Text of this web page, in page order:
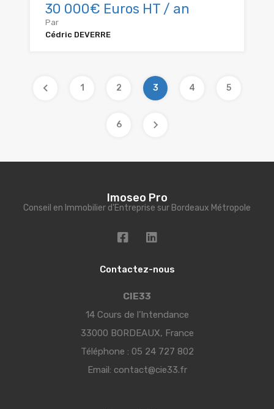
30 000€ Euros HT / an
Par
Cédric DEVERRE
1 2 3 4 5
6
Imoseo Pro
Conseil en Immobilier d'Entreprise sur Bordeaux Métropole
Contactez-nous
CIE33
14 Cours de l’Intendance
33000 BORDEAUX, France
Téléphone : 05 24 727 802
Email: contact@cie33.fr